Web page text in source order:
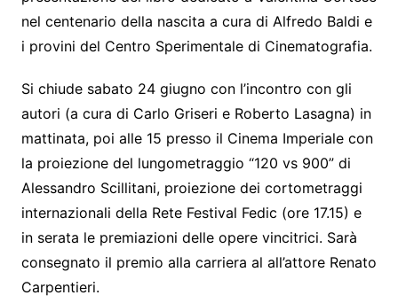
nel centenario della nascita a cura di Alfredo Baldi e
i provini del Centro Sperimentale di Cinematografia.
Si chiude sabato 24 giugno con l’incontro con gli
autori (a cura di Carlo Griseri e Roberto Lasagna) in
mattinata, poi alle 15 presso il Cinema Imperiale con
la proiezione del lungometraggio “120 vs 900” di
Alessandro Scillitani, proiezione dei cortometraggi
internazionali della Rete Festival Fedic (ore 17.15) e
in serata le premiazioni delle opere vincitrici. Sarà
consegnato il premio alla carriera al all’attore Renato
Carpentieri.